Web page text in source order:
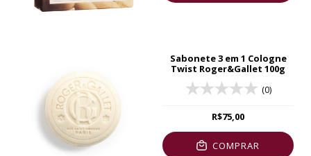
Sabonete 3 em 1 Cologne
Twist Roger&Gallet 100g
(0)
R$75,00
COMPRAR